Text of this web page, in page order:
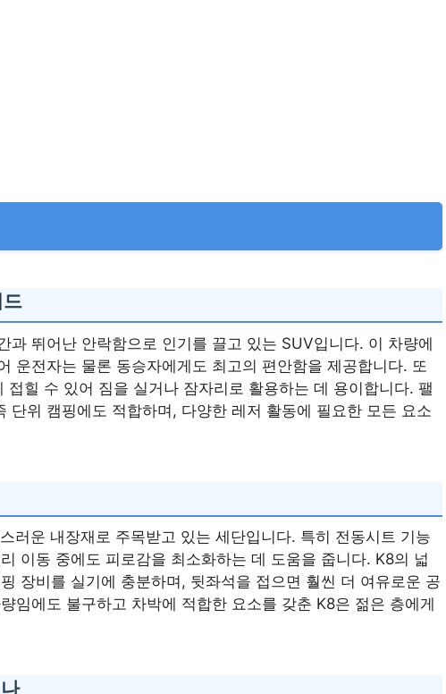
과 뛰어난 안락함으로 인기를 끌고 있는 SUV입니다. 이 차량에
운전자는 물론 동승자에게도 최고의 편안함을 제공합니다. 또
힐 수 있어 짐을 실거나 잠자리로 활용하는 데 용이합니다. 팰
단위 캠핑에도 적합하며, 다양한 레저 활동에 필요한 모든 요소
러운 내장재로 주목받고 있는 세단입니다. 특히 전동시트 기능
이동 중에도 피로감을 최소화하는 데 도움을 줍니다. K8의 넓
장비를 실기에 충분하며, 뒷좌석을 접으면 훨씬 더 여유로운 공
임에도 불구하고 차박에 적합한 요소를 갖춘 K8은 젊은 층에게